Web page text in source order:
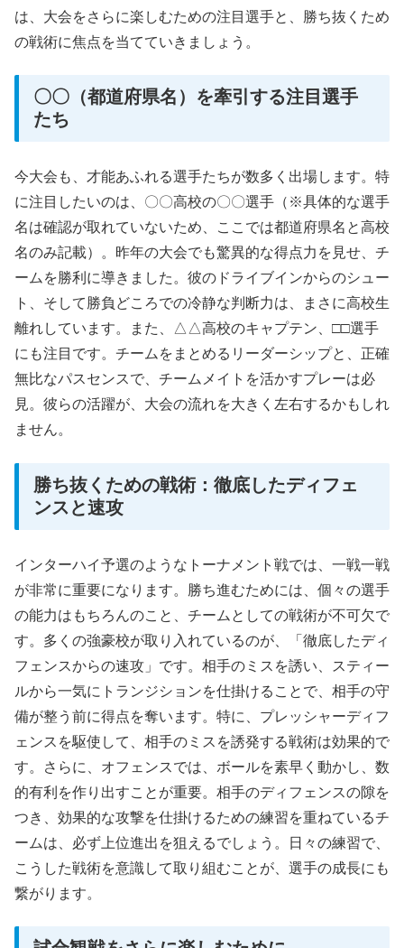
は、大会をさらに楽しむための注目選手と、勝ち抜くため
の戦術に焦点を当てていきましょう。
〇〇（都道府県名）を牽引する注目選手
たち
今大会も、才能あふれる選手たちが数多く出場します。特
に注目したいのは、〇〇高校の〇〇選手（※具体的な選手
名は確認が取れていないため、ここでは都道府県名と高校
名のみ記載）。昨年の大会でも驚異的な得点力を見せ、チ
ームを勝利に導きました。彼のドライブインからのシュー
ト、そして勝負どころでの冷静な判断力は、まさに高校生
離れしています。また、△△高校のキャプテン、□□選手
にも注目です。チームをまとめるリーダーシップと、正確
無比なパスセンスで、チームメイトを活かすプレーは必
見。彼らの活躍が、大会の流れを大きく左右するかもしれ
ません。
勝ち抜くための戦術：徹底したディフェ
ンスと速攻
インターハイ予選のようなトーナメント戦では、一戦一戦
が非常に重要になります。勝ち進むためには、個々の選手
の能力はもちろんのこと、チームとしての戦術が不可欠で
す。多くの強豪校が取り入れているのが、「徹底したディ
フェンスからの速攻」です。相手のミスを誘い、スティー
ルから一気にトランジションを仕掛けることで、相手の守
備が整う前に得点を奪います。特に、プレッシャーディフ
ェンスを駆使して、相手のミスを誘発する戦術は効果的で
す。さらに、オフェンスでは、ボールを素早く動かし、数
的有利を作り出すことが重要。相手のディフェンスの隙を
つき、効果的な攻撃を仕掛けるための練習を重ねているチ
ームは、必ず上位進出を狙えるでしょう。日々の練習で、
こうした戦術を意識して取り組むことが、選手の成長にも
繋がります。